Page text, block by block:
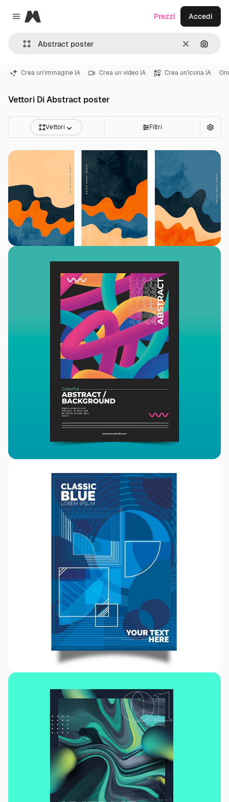
Close menu
Magnific
CancellaCerca
Prezzi Accedi
Crea un'immagine IA Crea un video IA Crea un'icona IA
Vettori Di Abstract poster
Vettori Filtri